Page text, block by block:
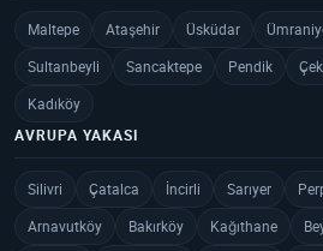
Maltepe Ataşehir Üsküdar
Sultanbeyli
Sancaktepe Pendik
Kadıköy
AVRUPA YAKASI
Silivri Çatalca İncirli Sarıyer
Arnavutköy
Bakırköy Kağıthane